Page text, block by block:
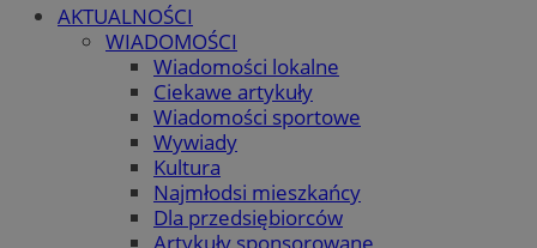
AKTUALNOŚCI
WIADOMOŚCI
Wiadomości lokalne
Ciekawe artykuły
Wiadomości sportowe
Wywiady
Kultura
Najmłodsi mieszkańcy
Dla przedsiębiorców